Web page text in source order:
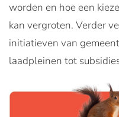
worden en hoe een
kan vergroten. Verder
initiatieven van
laadpleinen tot